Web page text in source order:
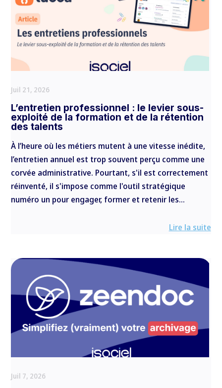
L’entretien professionnel : le levier sous-
exploité de la formation et de la rétention
des talents
Juil 21, 2026
À l’heure où les métiers mutent à une vitesse inédite,
l’entretien annuel est trop souvent perçu comme une
corvée administrative. Pourtant, s'il est correctement
réinventé, il s'impose comme l'outil stratégique
numéro un pour engager, former et retenir les...
Lire la suite
Juil 7, 2026